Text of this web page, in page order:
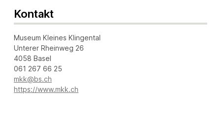
Kontakt
Museum Kleines Klingental
Unterer Rheinweg 26
4058 Basel
061 267 66 25
mkk@bs.ch
https://www.mkk.ch